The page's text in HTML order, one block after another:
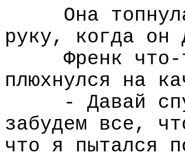
Она
руку, когда он
Френк
плюхнулся на
- Давай
забудем все,
что я пытался